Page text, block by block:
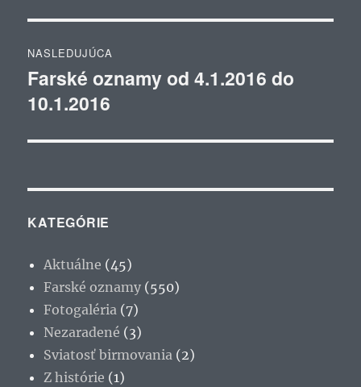
NASLEDUJÚCA
Ďalší
článok:
Farské oznamy od 4.1.2016 do
10.1.2016
KATEGÓRIE
Aktuálne (45)
Farské oznamy (550)
Fotogaléria (7)
Nezaradené (3)
Sviatosť birmovania (2)
Z histórie (1)